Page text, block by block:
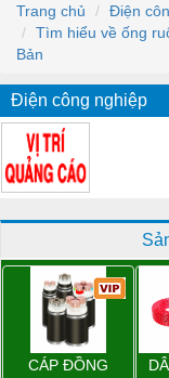
Trang chủ
Điện
Tìm hiểu về ống
Bản
Điện công nghiệp
CÁP ĐỒNG